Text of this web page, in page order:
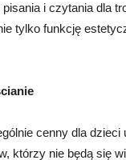
i czytania dla
tylko funkcję
cenny dla dzieci
którzy nie będą się